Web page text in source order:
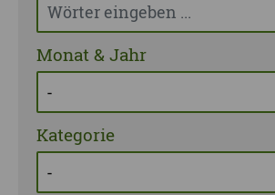
Monat & Jahr
Kategorie